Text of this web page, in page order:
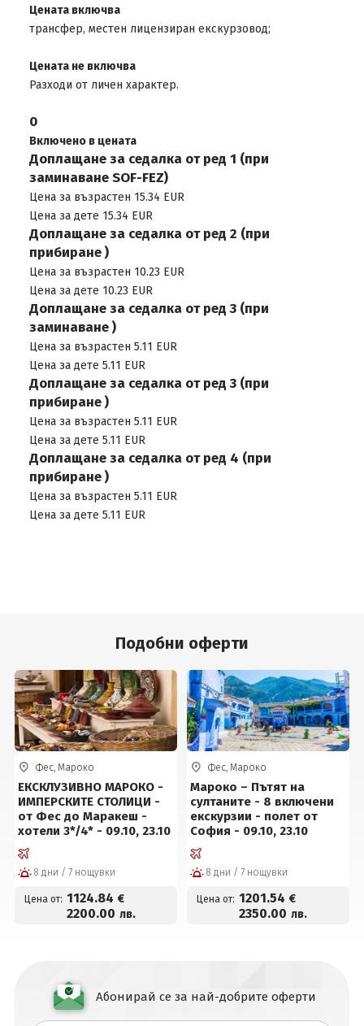
Цената включва
трансфер, местен лицензиран екскурзовод;
Цената не включва
Разходи от личен характер.
0
Включено в цената
Доплащане за седалка от ред 1 (при
заминаване SOF-FEZ)
Цена за възрастен 15.34 EUR
Цена за дете 15.34 EUR
Доплащане за седалка от ред 2 (при
прибиране )
Цена за възрастен 10.23 EUR
Цена за дете 10.23 EUR
Доплащане за седалка от ред 3 (при
заминаване )
Цена за възрастен 5.11 EUR
Цена за дете 5.11 EUR
Доплащане за седалка от ред 3 (при
прибиране )
Цена за възрастен 5.11 EUR
Цена за дете 5.11 EUR
Доплащане за седалка от ред 4 (при
прибиране )
Цена за възрастен 5.11 EUR
Цена за дете 5.11 EUR
Подобни оферти
Фес, Мароко
ЕКСКЛУЗИВНО МАРОКО -
ИМПЕРСКИТЕ СТОЛИЦИ -
от Фес до Маракеш -
хотели 3*/4* - 09.10, 23.10
8 дни / 7 нощувки
Цена от: 1124.84 €
2200.00 лв.
Фес, Мароко
Мароко – Пътят на
султаните - 8 включени
екскурзии - полет от
София - 09.10, 23.10
8 дни / 7 нощувки
Цена от: 1201.54 €
2350.00 лв.
Абонирай се за най-добрите оферти